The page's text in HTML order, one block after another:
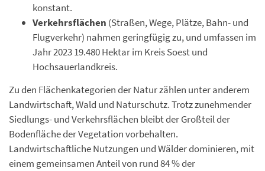
konstant.
Verkehrsflächen (Straßen, Wege, Plätze, Bahn- und
Flugverkehr) nahmen geringfügig zu, und umfassen im
Jahr 2023 19.480 Hektar im Kreis Soest und
Hochsauerlandkreis.
Zu den Flächenkategorien der Natur zählen unter anderem
Landwirtschaft, Wald und Naturschutz. Trotz zunehmender
Siedlungs- und Verkehrsflächen bleibt der Großteil der
Bodenfläche der Vegetation vorbehalten.
Landwirtschaftliche Nutzungen und Wälder dominieren, mit
einem gemeinsamen Anteil von rund 84 % der